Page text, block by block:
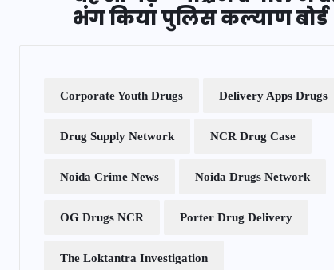
भंग किया पुलिस कल्याण बोर्ड
Corporate Youth Drugs Delivery Apps Drugs
Drug Supply Network NCR Drug Case
Noida Crime News Noida Drugs Network
OG Drugs NCR Porter Drug Delivery
The Loktantra Investigation